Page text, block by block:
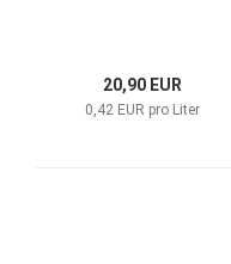
20,90 EUR
0,42 EUR pro Liter